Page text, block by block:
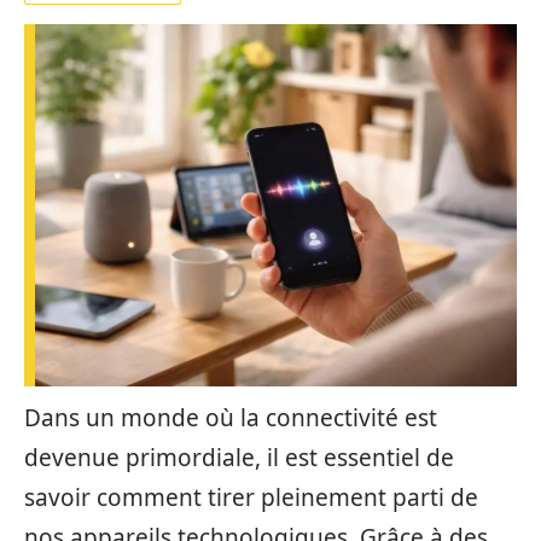
Dans un monde où la connectivité est
devenue primordiale, il est essentiel de
savoir comment tirer pleinement parti de